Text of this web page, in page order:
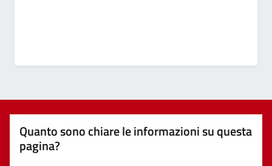
Quanto sono chiare le informazioni su questa
pagina?